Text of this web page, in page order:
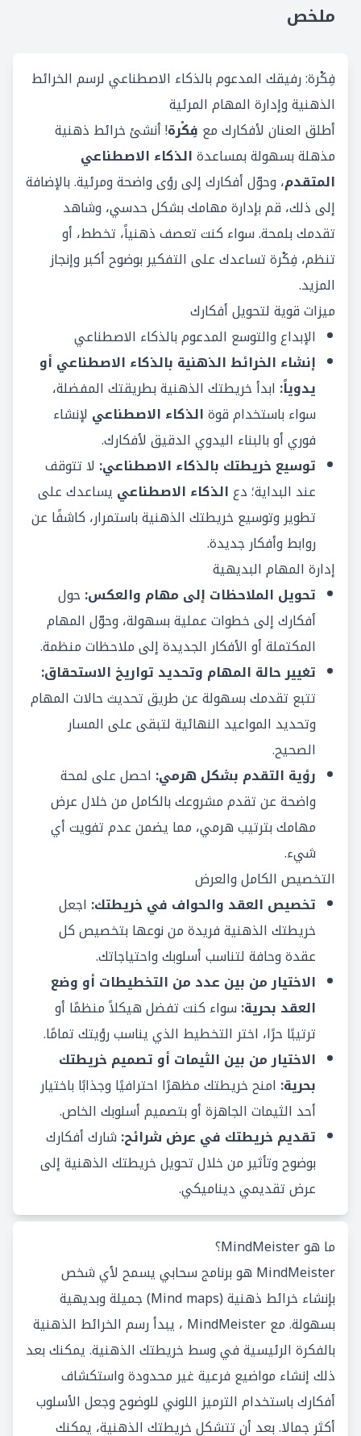
ملخص
فِكْرة: رفيقك المدعوم بالذكاء الاصطناعي لرسم الخرائط
الذهنية وإدارة المهام المرئية
أطلق العنان لأفكارك مع فِكْرة! أنشئ خرائط ذهنية
مذهلة بسهولة بمساعدةالذكاء الاصطناعي
المتقدم، وحوّل أفكارك إلى رؤى واضحة ومرئية. بالإضافة
إلى ذلك، قم بإدارة مهامك بشكل حدسي، وشاهد
تقدمك بلمحة. سواء كنت تعصف ذهنياً، تخطط، أو
تنظم، فِكْرة تساعدك على التفكير بوضوح أكبر وإنجاز
المزيد.
ميزات قوية لتحويل أفكارك
الإبداع والتوسع المدعوم بالذكاء الاصطناعي
إنشاء الخرائط الذهنية بالذكاء الاصطناعي أو
يدوياً: ابدأ خريطتك الذهنية بطريقتك المفضلة،
سواء باستخدام قوةالذكاء الاصطناعي لإنشاء
فوري أو بالبناء اليدوي الدقيق لأفكارك.
توسيع خريطتك بالذكاء الاصطناعي: لا تتوقف
عند البداية؛ دعالذكاء الاصطناعي يساعدك على
تطوير وتوسيع خريطتك الذهنية باستمرار، كاشفًا عن
روابط وأفكار جديدة.
إدارة المهام البديهية
تحويل الملاحظات إلى مهام والعكس: حول
أفكارك إلى خطوات عملية بسهولة، وحوّل المهام
المكتملة أو الأفكار الجديدة إلى ملاحظات منظمة.
تغيير حالة المهام وتحديد تواريخ الاستحقاق:
تتبع تقدمك بسهولة عن طريق تحديث حالات المهام
وتحديد المواعيد النهائية لتبقى على المسار
الصحيح.
رؤية التقدم بشكل هرمي: احصل على لمحة
واضحة عن تقدم مشروعك بالكامل من خلال عرض
مهامك بترتيب هرمي، مما يضمن عدم تفويت أي
شيء.
التخصيص الكامل والعرض
تخصيص العقد والحواف في خريطتك: اجعل
خريطتك الذهنية فريدة من نوعها بتخصيص كل
عقدة وحافة لتناسب أسلوبك واحتياجاتك.
الاختيار من بين عدد من التخطيطات أو وضع
العقد بحرية: سواء كنت تفضل هيكلاً منظمًا أو
ترتيبًا حرًا، اختر التخطيط الذي يناسب رؤيتك تمامًا.
الاختيار من بين الثيمات أو تصميم خريطتك
بحرية: امنح خريطتك مظهرًا احترافيًا وجذابًا باختيار
أحد الثيمات الجاهزة أو بتصميم أسلوبك الخاص.
تقديم خريطتك في عرض شرائح: شارك أفكارك
بوضوح وتأثير من خلال تحويل خريطتك الذهنية إلى
عرض تقديمي ديناميكي.
ما هو MindMeister؟
MindMeister هو برنامج سحابي يسمح لأي شخص
بإنشاء خرائط ذهنية (Mind maps) جميلة وبديهية
بسهولة. مع MindMeister ، يبدأ رسم الخرائط الذهنية
بالفكرة الرئيسية في وسط خريطتك الذهنية. يمكنك بعد
ذلك إنشاء مواضيع فرعية غير محدودة واستكشاف
أفكارك باستخدام الترميز اللوني للوضوح وجعل الأسلوب
أكثر جمالا. بعد أن تتشكل خريطتك الذهنية، يمكنك